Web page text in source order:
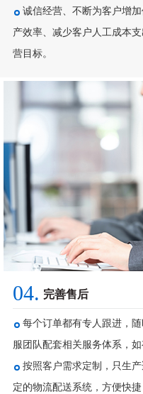
诚信经营、不断为客户增
产效率、减少客户人工成本
营目标。
04. 完善售后
每个订单都有专人跟进，
服团队配套相关服务体系，
按照客户需求定制，只生
定的物流配送系统，方便快捷